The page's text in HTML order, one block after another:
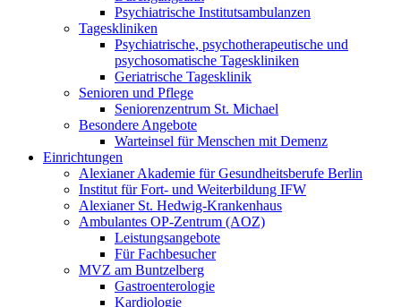
Psychiatrische Institutsambulanzen
Tageskliniken
Psychiatrische, psychotherapeutische und
psychosomatische Tageskliniken
Geriatrische Tagesklinik
Senioren und Pflege
Seniorenzentrum St. Michael
Besondere Angebote
Warteinsel für Menschen mit Demenz
Einrichtungen
Alexianer Akademie für Gesundheitsberufe Berlin
Institut für Fort- und Weiterbildung IFW
Alexianer St. Hedwig-Krankenhaus
Ambulantes OP-Zentrum (AOZ)
Leistungsangebote
Für Fachbesucher
MVZ am Buntzelberg
Gastroenterologie
Kardiologie